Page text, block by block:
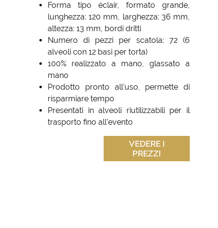
Forma tipo éclair, formato grande,
lunghezza: 120 mm, larghezza: 36 mm,
altezza: 13 mm, bordi dritti
Numero di pezzi per scatola: 72 (6
alveoli con 12 basi per torta)
100% realizzato a mano, glassato a
mano
Prodotto pronto all'uso, permette di
risparmiare tempo
Presentati in alveoli riutilizzabili per il
trasporto fino all'evento
VEDERE I
PREZZI